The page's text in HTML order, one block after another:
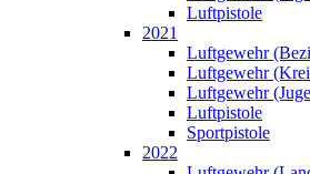
Luftpistole
2021
Luftgewehr
Luftgewehr
Luftgewehr
Luftpistole
Sportpistole
2022